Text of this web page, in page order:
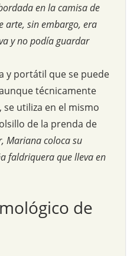
en la camisa de
arte, sin embargo, era
y no podía guardar
y portátil que se puede
técnicamente
se utiliza en el mismo
de la prenda de
Mariana coloca su
faldriquera que lleva en
de